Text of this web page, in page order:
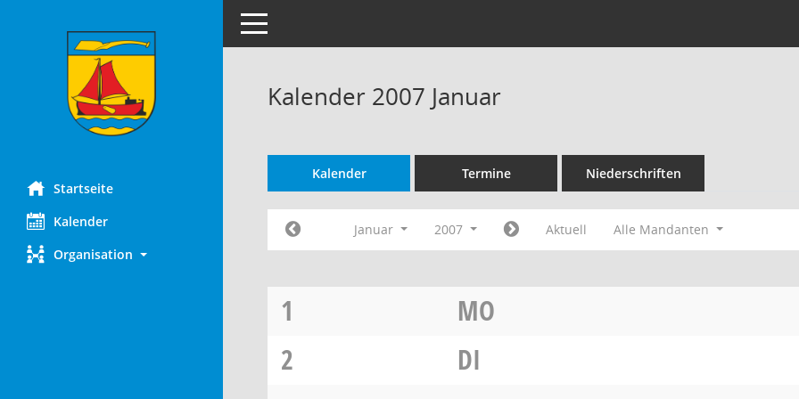
Startseite
Kalender
Organisation
Toggle navigation
Kalender 2007 Januar
Kalender Termine Niederschriften
Januar 2007 Aktuell Alle Mandanten
1
MO
2
DI